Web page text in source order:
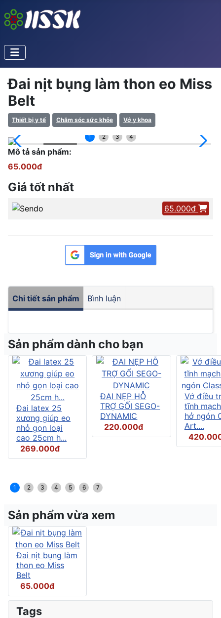
Đai nịt bụng làm thon eo Miss
Belt
Thiết bị y tế Chăm sóc sức khỏe Vớ y khoa
1 2 3 4
Mô tả sản phẩm:
65.000đ
Giá tốt nhất
65.000đ
Chi tiết sản phẩm Bình luận
Sản phẩm dành cho bạn
Đai latex 25
xương giúp eo
nhỏ gọn loại
cao 25cm h...
269.000đ
ĐAI NẸP HỖ
TRỢ GỐI SEGO-
DYNAMIC
220.000đ
Vớ điều
tĩnh
hở ngón
Art....
1 2 3 4 5 6 7
Sản phẩm vừa xem
Đai nịt bụng làm
thon eo Miss
Belt
65.000đ
Tags